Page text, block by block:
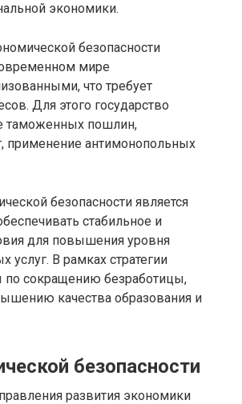
экономики.
безопасности
мире
что требует
Для этого государство
таможенных пошлин,
применение антимонопольных
безопасности является
стабильное и
для повышения уровня
услуг. В рамках стратегии
по сокращению безработицы,
качества образования и
безопасности
развития экономики